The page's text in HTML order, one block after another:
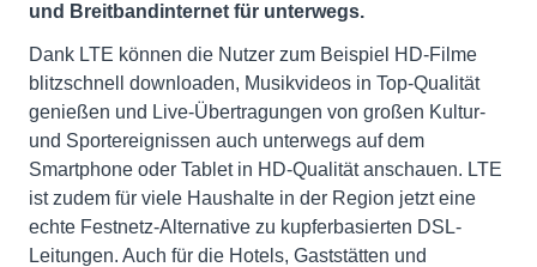
und Breitbandinternet für unterwegs.
Dank LTE können die Nutzer zum Beispiel HD-Filme
blitzschnell downloaden, Musikvideos in Top-Qualität
genießen und Live-Übertragungen von großen Kultur-
und Sportereignissen auch unterwegs auf dem
Smartphone oder Tablet in HD-Qualität anschauen. LTE
ist zudem für viele Haushalte in der Region jetzt eine
echte Festnetz-Alternative zu kupferbasierten DSL-
Leitungen. Auch für die Hotels, Gaststätten und